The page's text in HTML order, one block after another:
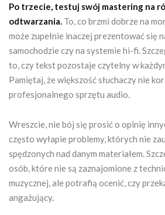
Po trzecie, testuj swój mastering na
odtwarzania. To, co brzmi dobrze na
może zupełnie inaczej prezentować się
samochodzie czy na systemie hi-fi.
to, czy tekst pozostaje czytelny w
Pamiętaj, że większość słuchaczy nie
profesjonalnego sprzętu audio.
Wreszcie, nie bój się prosić o opinię
często wyłapie problemy, których nie
spędzonych nad danym materiałem.
osób, które nie są zaznajomione z
muzycznej, ale potrafią ocenić, czy
angażujący.